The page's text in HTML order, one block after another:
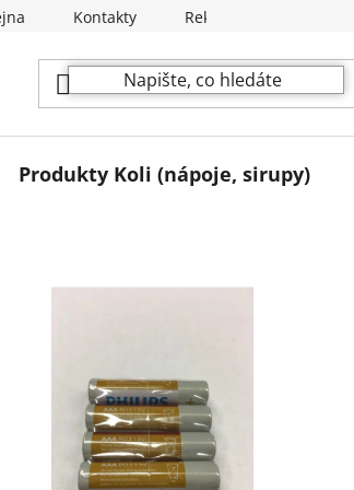
Kontakty Reklamační podmínky
Produkty Koli (nápoje, sirupy)